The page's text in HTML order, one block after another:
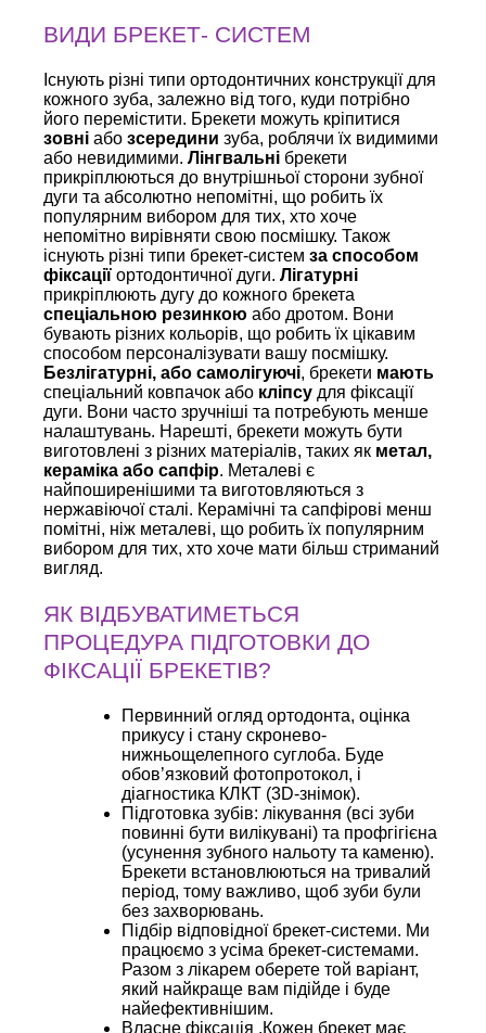
ВИДИ БРЕКЕТ- СИСТЕМ
Існують різні типи ортодонтичних конструкції для
кожного зуба, залежно від того, куди потрібно
його перемістити. Брекети можуть кріпитися
зовніабозсерединизуба, роблячи їх видимими
або невидимими.Лінгвальні брекети
прикріплюються до внутрішньої сторони зубної
дуги та абсолютно непомітні, що робить їх
популярним вибором для тих, хто хоче
непомітно вирівняти свою посмішку. Також
існують різні типи брекет-системза способом
фіксації ортодонтичної дуги.Лігатурні
прикріплюють дугу до кожного брекета
спеціальною резинкою або дротом. Вони
бувають різних кольорів, що робить їх цікавим
способом персоналізувати вашу посмішку.
Безлігатурні, або самолігуючі, брекети мають
спеціальний ковпачок або кліпсу для фіксації
дуги. Вони часто зручніші та потребують менше
налаштувань. Нарешті, брекети можуть бути
виготовлені з різних матеріалів, таких як метал,
кераміка або сапфір. Металеві є
найпоширенішими та виготовляються з
нержавіючої сталі. Керамічні та сапфірові менш
помітні, ніж металеві, що робить їх популярним
вибором для тих, хто хоче мати більш стриманий
вигляд.
ЯК ВІДБУВАТИМЕТЬСЯ
ПРОЦЕДУРА ПІДГОТОВКИ ДО
ФІКСАЦІЇ БРЕКЕТІВ?
Первинний огляд ортодонта, оцінка
прикусу і стану скронево-
нижньощелепного суглоба. Буде
обов’язковий фотопротокол, і
діагностика КЛКТ (3D-знімок).
Підготовка зубів: лікування (всі зуби
повинні бути вилікувані) та профгігієна
(усунення зубного нальоту та каменю).
Брекети встановлюються на тривалий
період, тому важливо, щоб зуби були
без захворювань.
Підбір відповідної брекет-системи. Ми
працюємо з усіма брекет-системами.
Разом з лікарем оберете той варіант,
який найкраще вам підійде і буде
найефективнішим.
Власне фіксація .Кожен брекет має